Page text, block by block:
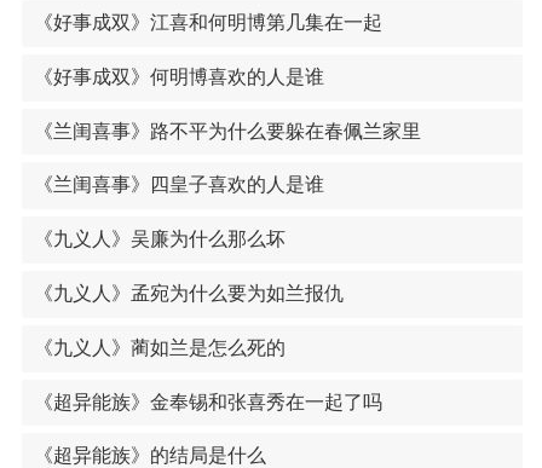
《好事成双》江喜和何明博第几集在一起
《好事成双》何明博喜欢的人是谁
《兰闺喜事》路不平为什么要躲在春佩兰家里
《兰闺喜事》四皇子喜欢的人是谁
《九义人》吴廉为什么那么坏
《九义人》孟宛为什么要为如兰报仇
《九义人》蔺如兰是怎么死的
《超异能族》金奉锡和张喜秀在一起了吗
《超异能族》的结局是什么